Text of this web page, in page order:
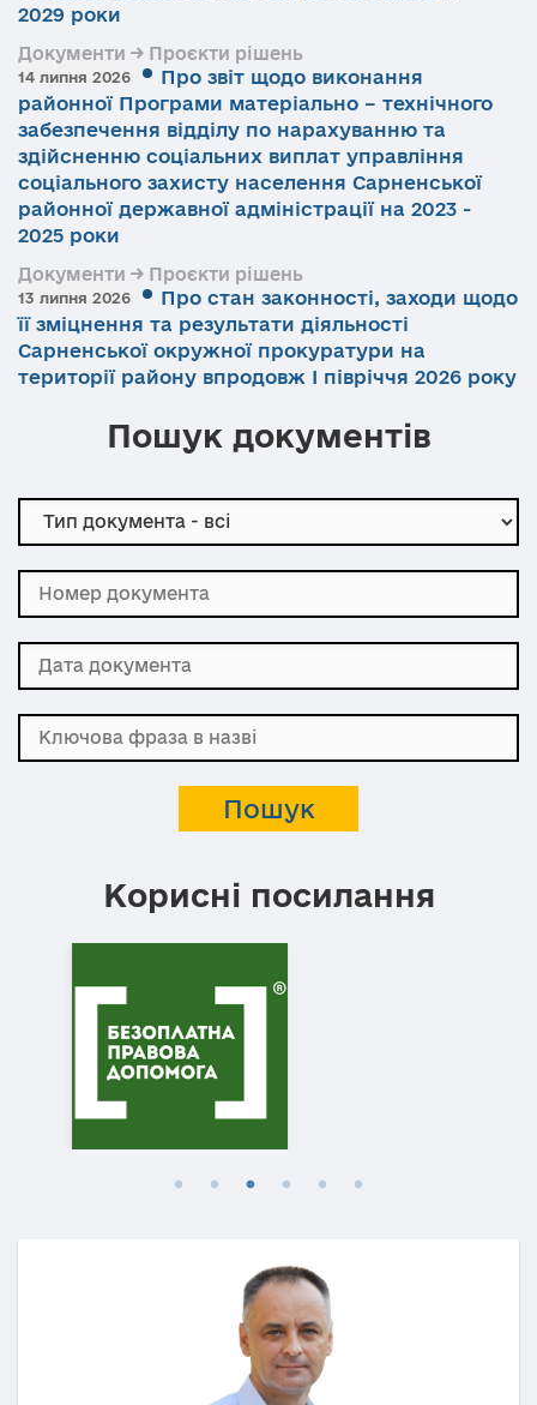
2029 роки
Документи → Проєкти рішень
14 липня 2026
Про звіт щодо виконання
районної Програми матеріально – технічного
забезпечення відділу по нарахуванню та
здійсненню соціальних виплат управління
соціального захисту населення Сарненської
районної державної адміністрації на 2023 -
2025 роки
Документи → Проєкти рішень
13 липня 2026
Про стан законності, заходи щодо
її зміцнення та результати діяльності
Сарненської окружної прокуратури на
території району впродовж І півріччя 2026 року
Пошук документів
Корисні посилання